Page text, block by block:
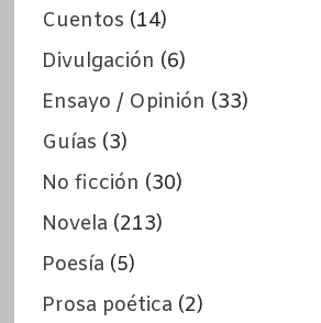
Cuentos (14)
Divulgación (6)
Ensayo / Opinión (33)
Guías (3)
No ficción (30)
Novela (213)
Poesía (5)
Prosa poética (2)